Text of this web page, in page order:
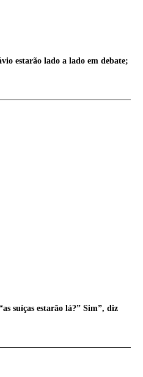
estarão lado a lado em debate;
suíças estarão lá?” Sim”, diz